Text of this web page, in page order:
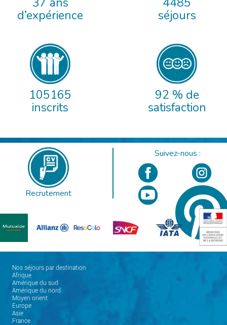
d’expérience
séjours
105165
inscrits
92 % de
satisfaction
Recrutement
Suivez-nous :
Nos séjours par destination
Afrique
Amérique du sud
Amérique du nord
Moyen orient
Europe
Asie
France